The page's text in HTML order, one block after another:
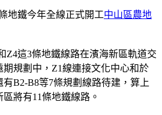
地鐵今年全線正式開工中山區農地
Z4這3條地鐵線路在濱海新區軌道交
規劃中，Z1線連接文化中心和於
B2-B8等7條規劃線路待建，算上
將有11條地鐵線路。